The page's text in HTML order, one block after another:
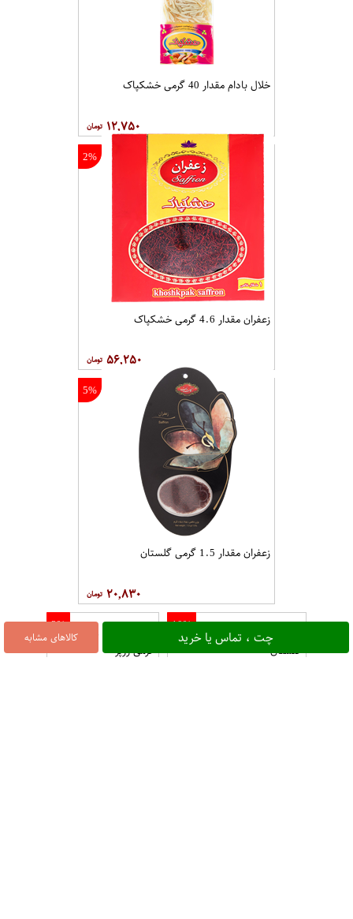
کالاهای مشابه چت ، تماس یا خرید
خلال بادام مقدار 40 گرمی خشکپاک
۱۲,۷۵۰
2%
زعفران مقدار 4.6 گرمی خشکپاک
۵۶,۲۵۰
5%
زعفران مقدار 1.5 گرمی گلستان
۲۰,۸۳۰
10%
زعفران مقدار 0.5 گرمی
گلستان
2%
گرمی زرپر